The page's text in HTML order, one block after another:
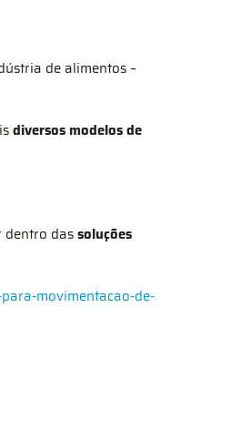
de alimentos –
diversos modelos de
dentro dassoluções
movimentacao-de-